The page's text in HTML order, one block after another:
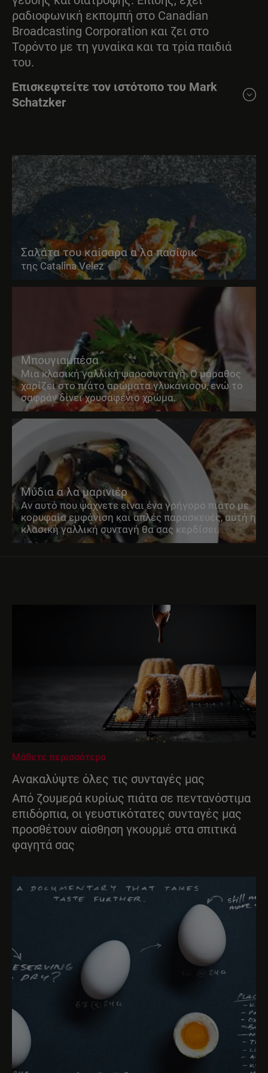
άγευστο.
ραδιοφωνική εκπομπή στο Canadian
Broadcasting Corporation και ζει στο
Τορόντο με τη γυναίκα και τα τρία παιδιά
του.
Επισκεφτείτε τον ιστότοπο του Mark
Schatzker
Σαλάτα του καίσαρα α λα πασίφικ
της Catalina Velez
Μπουγιαμπέσα
Μια κλασική γαλλική ψαροσυνταγή. Ο μάραθος
χαρίζει στο πιάτο αρώματα γλυκάνισου, ενώ το
σαφράν δίνει χρυσαφένιο χρώμα.
Μύδια α λα μαρινιέρ
Αν αυτό που ψάχνετε είναι ένα γρήγορο πιάτο με
κορυφαία εμφάνιση και απλές παρασκευές, αυτή η
κλασική γαλλική συνταγή θα σας κερδίσει.
Μάθετε περισσότερα
Ανακαλύψτε όλες τις συνταγές μας
Από ζουμερά κυρίως πιάτα σε πεντανόστιμα
επιδόρπια, οι γευστικότατες συνταγές μας
προσθέτουν αίσθηση γκουρμέ στα σπιτικά
φαγητά σας